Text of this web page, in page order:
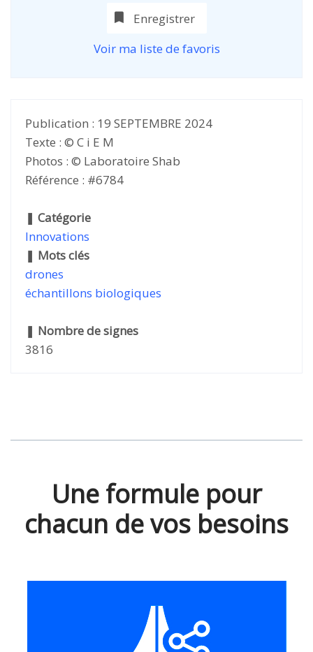
Enregistrer
Voir ma liste de favoris
Publication : 19 SEPTEMBRE 2024
Texte : © C i E M
Photos : © Laboratoire Shab
Référence : #6784
❚ Catégorie
Innovations
❚ Mots clés
drones
échantillons biologiques
❚ Nombre de signes
3816
Une formule pour
chacun de vos besoins